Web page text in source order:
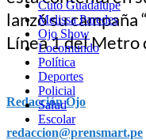
Cuto Guadalupe
Melissa Paredes
Ojo Show
Locomundo
Política
Deportes
Policial
Salud
Escolar
lanzó su campaña
Línea 1 del Metro
Redacción Ojo
redaccion@prensmart.pe